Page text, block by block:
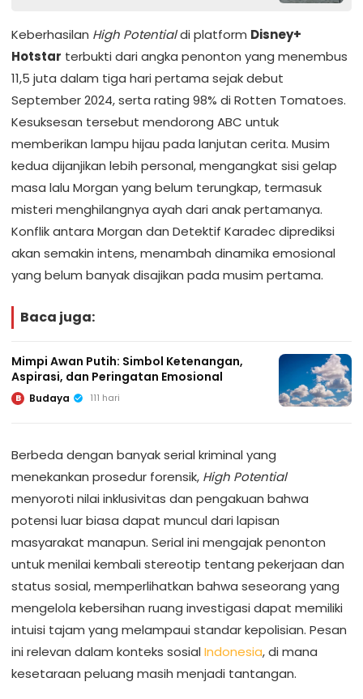
Keberhasilan High Potentialdi platform Disney+
Hotstar terbukti dari angka penonton yang menembus
11,5 juta dalam tiga hari pertama sejak debut
September 2024, serta rating 98% di Rotten Tomatoes.
Kesuksesan tersebut mendorong ABC untuk
memberikan lampu hijau pada lanjutan cerita. Musim
kedua dijanjikan lebih personal, mengangkat sisi gelap
masa lalu Morgan yang belum terungkap, termasuk
misteri menghilangnya ayah dari anak pertamanya.
Konflik antara Morgan dan Detektif Karadec diprediksi
akan semakin intens, menambah dinamika emosional
yang belum banyak disajikan pada musim pertama.
Baca juga:
Mimpi Awan Putih: Simbol Ketenangan,
Aspirasi, dan Peringatan Emosional
B Budaya 111 hari
Berbeda dengan banyak serial kriminal yang
menekankan prosedur forensik, High Potential
menyoroti nilai inklusivitas dan pengakuan bahwa
potensi luar biasa dapat muncul dari lapisan
masyarakat manapun. Serial ini mengajak penonton
untuk menilai kembali stereotip tentang pekerjaan dan
status sosial, memperlihatkan bahwa seseorang yang
mengelola kebersihan ruang investigasi dapat memiliki
intuisi tajam yang melampaui standar kepolisian. Pesan
ini relevan dalam konteks sosial Indonesia, di mana
kesetaraan peluang masih menjadi tantangan.